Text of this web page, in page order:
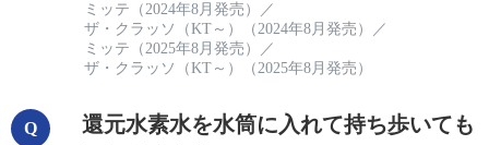
ミッテ（2024年8月発売）
／
ザ・クラッソ（KT～）（2024年8月発売）
／
ミッテ（2025年8月発売）
／
ザ・クラッソ（KT～）（2025年8月発売）
還元水素水を水筒に入れて持ち歩いても